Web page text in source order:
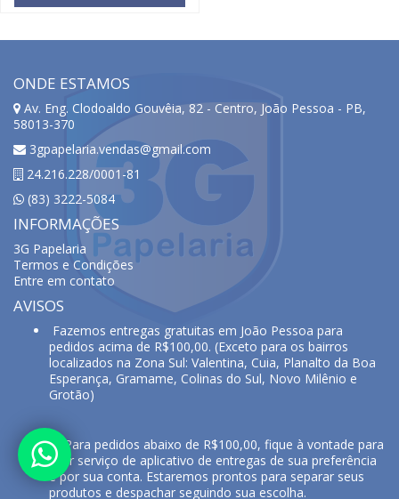
ONDE ESTAMOS
Av. Eng. Clodoaldo Gouvêia, 82 - Centro, João Pessoa - PB,
58013-370
3gpapelaria.vendas@gmail.com
24.216.228/0001-81
(83) 3222-5084
INFORMAÇÕES
3G Papelaria
Termos e Condições
Entre em contato
AVISOS
Fazemos entregas gratuitas em João Pessoa para
pedidos acima de R$100,00. (Exceto para os bairros
localizados na Zona Sul: Valentina, Cuia, Planalto da Boa
Esperança, Gramame, Colinas do Sul, Novo Milênio e
Grotão)
⚠️ Para pedidos abaixo de R$100,00, fique à vontade para
usar serviço de aplicativo de entregas de sua preferência
e por sua conta. Estaremos prontos para separar seus
produtos e despachar seguindo sua escolha.